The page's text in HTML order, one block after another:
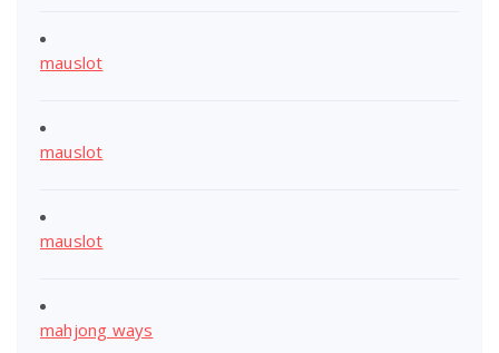
mauslot
mauslot
mauslot
mahjong ways